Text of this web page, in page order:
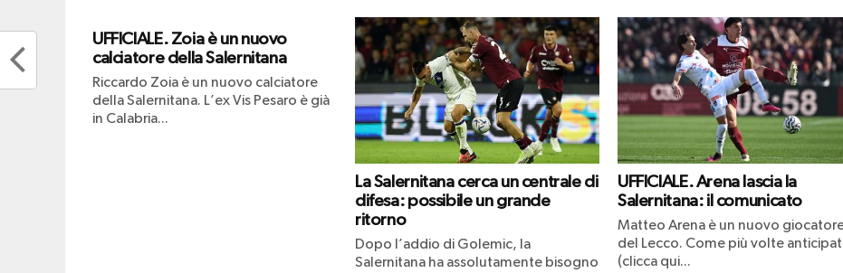
UFFICIALE. Zoia è un nuovo
calciatore della Salernitana
Riccardo Zoia è un nuovo calciatore
della Salernitana. L’ex Vis Pesaro è già
in Calabria...
La Salernitana cerca un centrale di
difesa: possibile un grande
ritorno
Dopo l’addio di Golemic, la
Salernitana ha assolutamente bisogno
UFFICIALE. Arena lascia la
Salernitana: il comunicato
Matteo Arena è un nuovo
del Lecco. Come più volte
(clicca qui...